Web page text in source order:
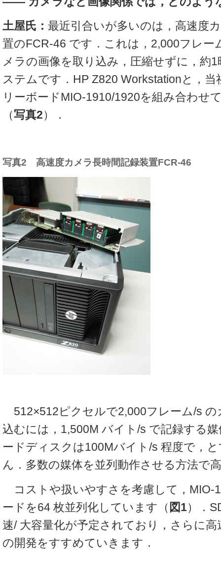
土屋氏： 最近引合いが多いのは，高速度
置のFCR-46 です．これは，2,000フレー
メラの画像を取り込み，圧縮せずに，約
ステムです．HP Z820 Workstationと，当
リーボードMIO-1910/1920を組み合わせ
（写真2）．
写真2 高速度カメラ長時間記録装置FCR-46
512×512ピクセルで2,000フレーム/s の
込むには，1,500M バイト/s で記録する
ードディスクは100Mバイト/s 程度で，
ん．多数の媒体を並列動作させる方法で
コストや扱いやすさを考慮して，MIO-
ードを64 枚並列化しています（ 図1）．
速/ 大容量化が予定されており，さらに
の開発をすすめていきます．